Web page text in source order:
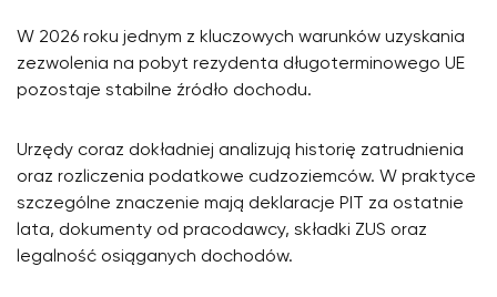
W 2026 roku jednym z kluczowych warunków uzyskania
zezwolenia na pobyt rezydenta długoterminowego UE
pozostaje stabilne źródło dochodu.
Urzędy coraz dokładniej analizują historię zatrudnienia
oraz rozliczenia podatkowe cudzoziemców. W praktyce
szczególne znaczenie mają deklaracje PIT za ostatnie
lata, dokumenty od pracodawcy, składki ZUS oraz
legalność osiąganych dochodów.